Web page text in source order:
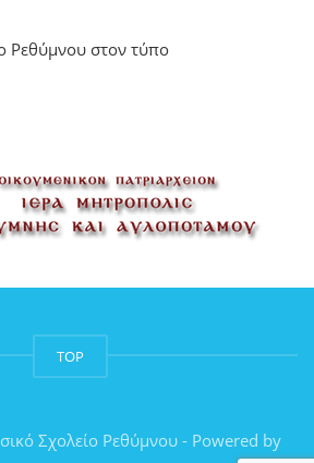
Ρεθύμνου στον τύπο
TOP
Σχολείο Ρεθύμνου - Powered by